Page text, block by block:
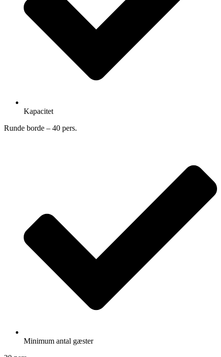
Kapacitet
Runde borde – 40 pers.
Minimum antal gæster